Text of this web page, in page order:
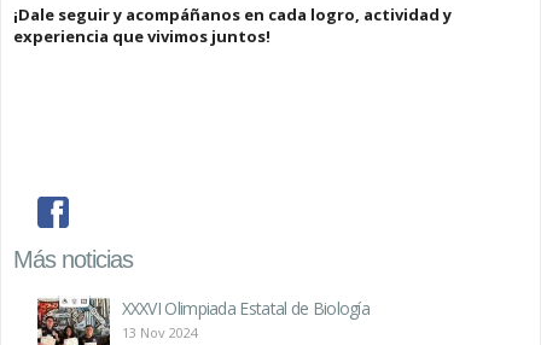
¡Dale seguir y acompáñanos en cada logro, actividad y
experiencia que vivimos juntos!
Más noticias
XXXVI Olimpiada Estatal de Biología
13 Nov 2024